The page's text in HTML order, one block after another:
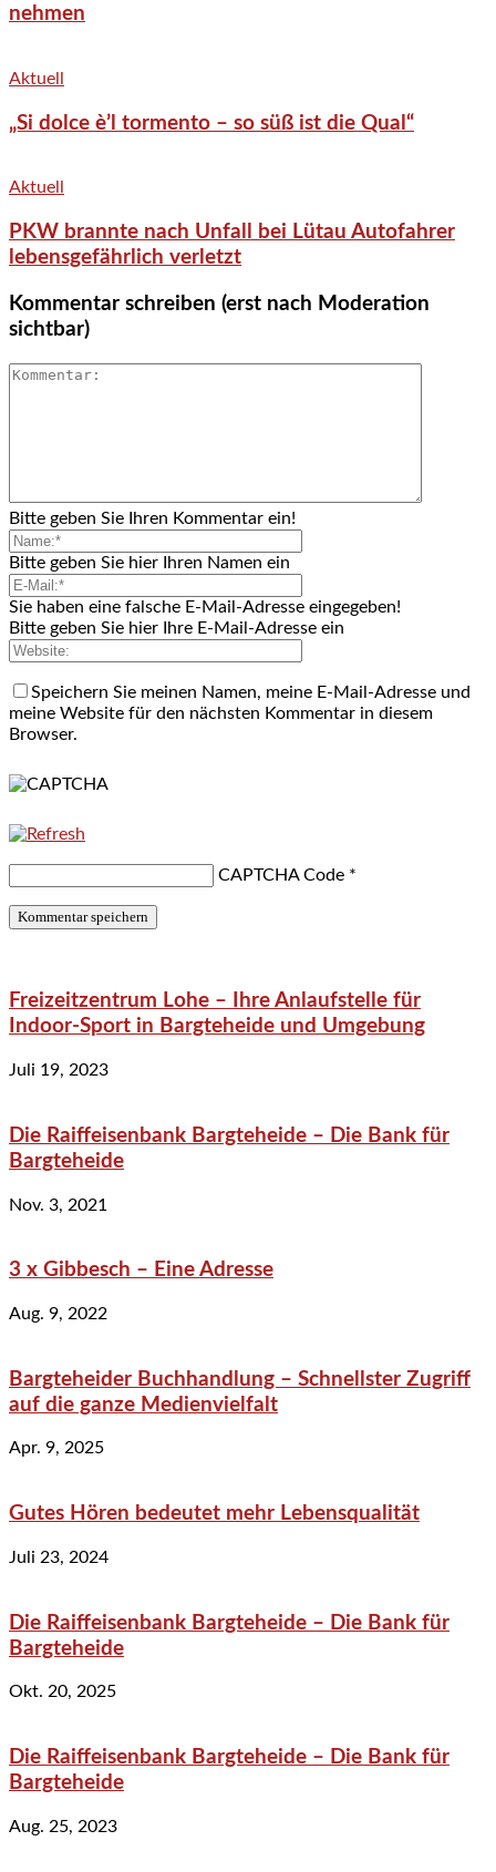
nehmen
Aktuell
„Si dolce è’l tormento – so süß ist die Qual“
Aktuell
PKW brannte nach Unfall bei Lütau Autofahrer
lebensgefährlich verletzt
Kommentar schreiben (erst nach Moderation
sichtbar)
Bitte geben Sie Ihren Kommentar ein!
Bitte geben Sie hier Ihren Namen ein
Sie haben eine falsche E-Mail-Adresse eingegeben!
Bitte geben Sie hier Ihre E-Mail-Adresse ein
Speichern Sie meinen Namen, meine E-Mail-Adresse und
meine Website für den nächsten Kommentar in diesem
Browser.
CAPTCHA Code *
Freizeitzentrum Lohe – Ihre Anlaufstelle für
Indoor-Sport in Bargteheide und Umgebung
Juli 19, 2023
Die Raiffeisenbank Bargteheide – Die Bank für
Bargteheide
Nov. 3, 2021
3 x Gibbesch – Eine Adresse
Aug. 9, 2022
Bargteheider Buchhandlung – Schnellster Zugriff
auf die ganze Medienvielfalt
Apr. 9, 2025
Gutes Hören bedeutet mehr Lebensqualität
Juli 23, 2024
Die Raiffeisenbank Bargteheide – Die Bank für
Bargteheide
Okt. 20, 2025
Die Raiffeisenbank Bargteheide – Die Bank für
Bargteheide
Aug. 25, 2023